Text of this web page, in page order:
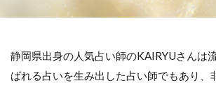
静岡県出身の人気占い師のKAIRYUさんは
ばれる占いを生み出した占い師でもあり、